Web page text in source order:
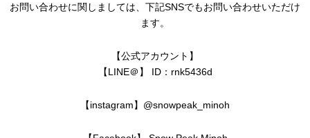
お問い合わせに関しましては、下記SNSでもお問い合わせいただけ
ます。
【公式アカウント】
【LINE＠】 ID：rnk5436d
【instagram】@snowpeak_minoh